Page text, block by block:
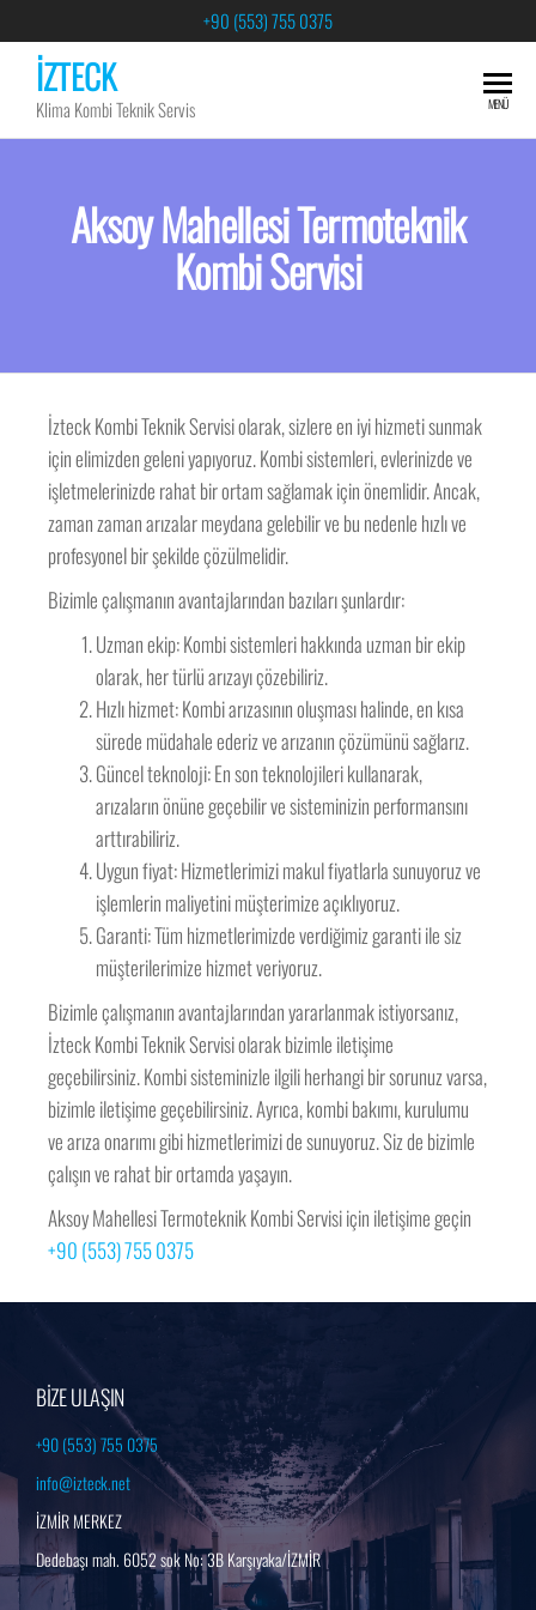
+90 (553) 755 0375
İZTECK
Klima Kombi Teknik Servis MENÜ
Aksoy Mahellesi Termoteknik
Kombi Servisi
İzteck Kombi Teknik Servisi olarak, sizlere en iyi hizmeti sunmak
için elimizden geleni yapıyoruz. Kombi sistemleri, evlerinizde ve
işletmelerinizde rahat bir ortam sağlamak için önemlidir. Ancak,
zaman zaman arızalar meydana gelebilir ve bu nedenle hızlı ve
profesyonel bir şekilde çözülmelidir.
Bizimle çalışmanın avantajlarından bazıları şunlardır:
Uzman ekip: Kombi sistemleri hakkında uzman bir ekip
olarak, her türlü arızayı çözebiliriz.
Hızlı hizmet: Kombi arızasının oluşması halinde, en kısa
sürede müdahale ederiz ve arızanın çözümünü sağlarız.
Güncel teknoloji: En son teknolojileri kullanarak,
arızaların önüne geçebilir ve sisteminizin performansını
arttırabiliriz.
Uygun fiyat: Hizmetlerimizi makul fiyatlarla sunuyoruz ve
işlemlerin maliyetini müşterimize açıklıyoruz.
Garanti: Tüm hizmetlerimizde verdiğimiz garanti ile siz
müşterilerimize hizmet veriyoruz.
Bizimle çalışmanın avantajlarından yararlanmak istiyorsanız,
İzteck Kombi Teknik Servisi olarak bizimle iletişime
geçebilirsiniz. Kombi sisteminizle ilgili herhangi bir sorunuz varsa,
bizimle iletişime geçebilirsiniz. Ayrıca, kombi bakımı, kurulumu
ve arıza onarımı gibi hizmetlerimizi de sunuyoruz. Siz de bizimle
çalışın ve rahat bir ortamda yaşayın.
Aksoy Mahellesi Termoteknik Kombi Servisi için iletişime geçin
+90 (553) 755 0375
BİZE ULAŞIN
+90 (553) 755 0375
info@izteck.net
İZMİR MERKEZ
Dedebaşı mah. 6052 sok No: 3B Karşıyaka/İZMİR